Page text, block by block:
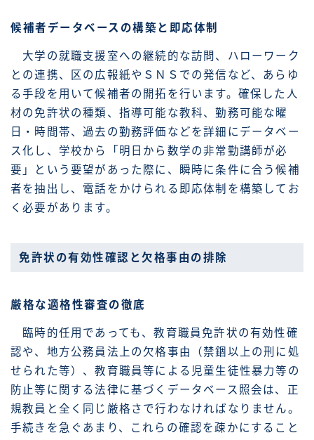
候補者データベースの構築と即応体制
大学の就職支援室への継続的な訪問、ハローワーク
との連携、区の広報紙やＳＮＳでの発信など、あらゆ
る手段を用いて候補者の開拓を行います。確保した人
材の免許状の種類、指導可能な教科、勤務可能な曜
日・時間帯、過去の勤務評価などを詳細にデータベー
ス化し、学校から「明日から数学の非常勤講師が必
要」という要望があった際に、瞬時に条件に合う候補
者を抽出し、電話をかけられる即応体制を構築してお
く必要があります。
免許状の有効性確認と欠格事由の排除
厳格な適格性審査の徹底
臨時的任用であっても、教育職員免許状の有効性確
認や、地方公務員法上の欠格事由（禁錮以上の刑に処
せられた等）、教育職員等による児童生徒性暴力等の
防止等に関する法律に基づくデータベース照会は、正
規教員と全く同じ厳格さで行わなければなりません。
手続きを急ぐあまり、これらの確認を疎かにすること